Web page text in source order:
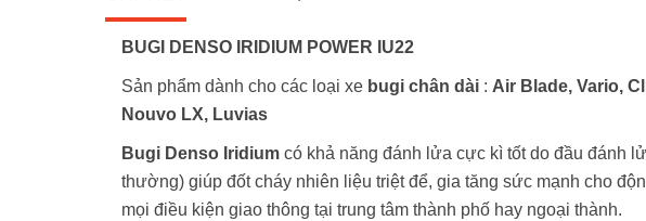
BUGI DENSO IRIDIUM POWER IU22
Sản phẩm dành cho các loại xe bugi chân dài : Air Blade, Vario,
Nouvo LX, Luvias
Bugi Denso Iridium có khả năng đánh lửa cực kì tốt do đầu đánh
thường) giúp đốt cháy nhiên liệu triệt để, gia tăng sức mạnh cho
mọi điều kiện giao thông tại trung tâm thành phố hay ngoại thành.